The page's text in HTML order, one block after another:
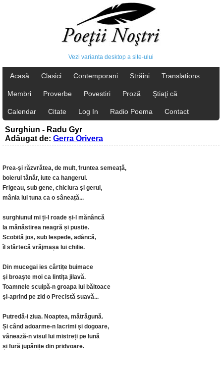
Vezi varianta desktop a site-ului
Acasă Clasici Contemporani Străini Translations
Membri Proverbe Povestiri Proză Ştiaţi că
Calendar Citate Log In Radio Poema Contact
Surghiun - Radu Gyr
Adăugat de: Gerra Orivera
Prea-și răzvrătea, de mult, fruntea semeață,
boierul tânăr, iute ca hangerul.
Frigeau, sub gene, chiciura și gerul,
mânia lui tuna ca o sâneață...
surghiunul mi ți-l roade și-l mănâncă
la mânăstirea neagră și pustie.
Scobită jos, sub lespede, adâncă,
îl sfârtecă vrăjmașa lui chilie.
Din mucegai ies cârtițe buimace
și broaște moi ca lintița jilavă.
Toamnele scuipă-n groapa lui băltoace
și-aprind pe zid o Precistă suavă...
Putredă-i ziua. Noaptea, mătrăgună.
Și când adoarme-n lacrimi și dogoare,
vânează-n visul lui mistreți pe lună
și fură jupânițe din pridvoare.